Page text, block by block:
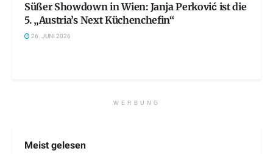
Süßer Showdown in Wien: Janja Perković ist die
5. „Austria’s Next Küchenchefin“
26. JUNI 2026
WERBUNG
Meist gelesen